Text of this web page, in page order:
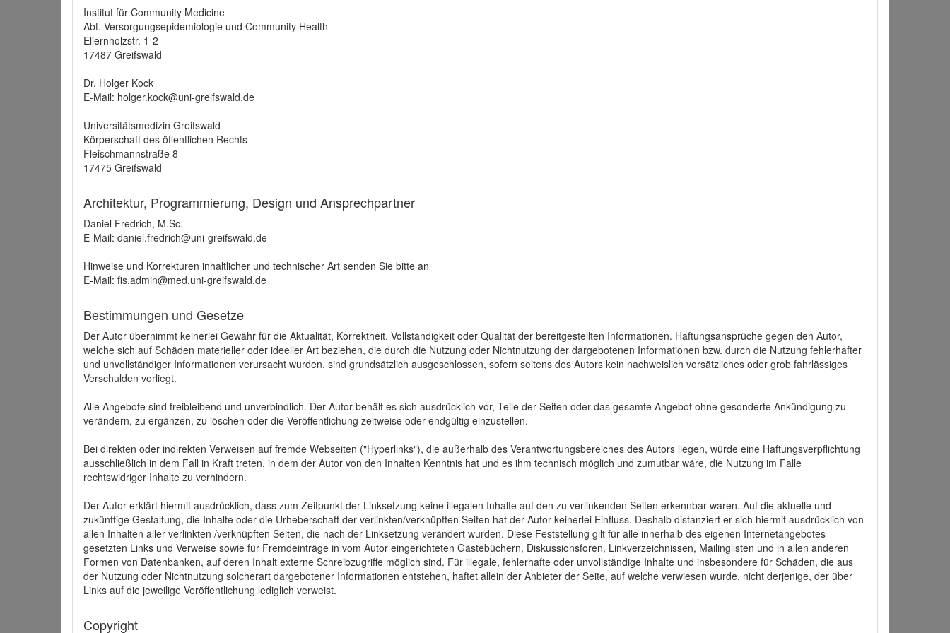
Institut für Community Medicine
Abt. Versorgungsepidemiologie und Community Health
Ellernholzstr. 1-2
17487 Greifswald
Dr. Holger Kock
E-Mail: holger.kock@uni-greifswald.de
Universitätsmedizin Greifswald
Körperschaft des öffentlichen Rechts
Fleischmannstraße 8
17475 Greifswald
Architektur, Programmierung, Design und Ansprechpartner
Daniel Fredrich, M.Sc.
E-Mail: daniel.fredrich@uni-greifswald.de
Hinweise und Korrekturen inhaltlicher und technischer Art senden Sie bitte an
E-Mail: fis.admin@med.uni-greifswald.de
Bestimmungen und Gesetze
Der Autor übernimmt keinerlei Gewähr für die Aktualität, Korrektheit, Vollständigkeit oder Qualität der bereitgestellten Informationen. Haftungsansprüche gegen den Autor,
welche sich auf Schäden materieller oder ideeller Art beziehen, die durch die Nutzung oder Nichtnutzung der dargebotenen Informationen bzw. durch die Nutzung fehlerhafter
und unvollständiger Informationen verursacht wurden, sind grundsätzlich ausgeschlossen, sofern seitens des Autors kein nachweislich vorsätzliches oder grob fahrlässiges
Verschulden vorliegt.
Alle Angebote sind freibleibend und unverbindlich. Der Autor behält es sich ausdrücklich vor, Teile der Seiten oder das gesamte Angebot ohne gesonderte Ankündigung zu
verändern, zu ergänzen, zu löschen oder die Veröffentlichung zeitweise oder endgültig einzustellen.
Bei direkten oder indirekten Verweisen auf fremde Webseiten ("Hyperlinks"), die außerhalb des Verantwortungsbereiches des Autors liegen, würde eine Haftungsverpflichtung
ausschließlich in dem Fall in Kraft treten, in dem der Autor von den Inhalten Kenntnis hat und es ihm technisch möglich und zumutbar wäre, die Nutzung im Falle
rechtswidriger Inhalte zu verhindern.
Der Autor erklärt hiermit ausdrücklich, dass zum Zeitpunkt der Linksetzung keine illegalen Inhalte auf den zu verlinkenden Seiten erkennbar waren. Auf die aktuelle und
zukünftige Gestaltung, die Inhalte oder die Urheberschaft der verlinkten/verknüpften Seiten hat der Autor keinerlei Einfluss. Deshalb distanziert er sich hiermit ausdrücklich von
allen Inhalten aller verlinkten /verknüpften Seiten, die nach der Linksetzung verändert wurden. Diese Feststellung gilt für alle innerhalb des eigenen Internetangebotes
gesetzten Links und Verweise sowie für Fremdeinträge in vom Autor eingerichteten Gästebüchern, Diskussionsforen, Linkverzeichnissen, Mailinglisten und in allen anderen
Formen von Datenbanken, auf deren Inhalt externe Schreibzugriffe möglich sind. Für illegale, fehlerhafte oder unvollständige Inhalte und insbesondere für Schäden, die aus
der Nutzung oder Nichtnutzung solcherart dargebotener Informationen entstehen, haftet allein der Anbieter der Seite, auf welche verwiesen wurde, nicht derjenige, der über
Links auf die jeweilige Veröffentlichung lediglich verweist.
Copyright